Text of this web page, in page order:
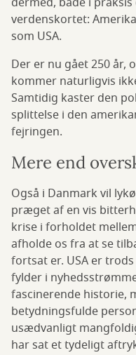
verdenskortet:
som USA.
Der er nu gået 250 år,
kommer naturligvis
Samtidig kaster den
splittelse i den
fejringen.
Mere end
Også i Danmark vil
præget af en vis
krise i forholdet
afholde os fra at se
fortsat er. USA er
fylder i
fascinerende historie,
betydningsfulde
usædvanligt
har sat et tydeligt